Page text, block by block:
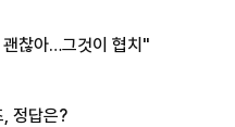
찮아…그것이 협치"
정답은?